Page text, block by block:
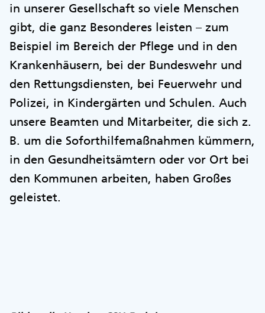
in unserer Gesellschaft so viele Menschen
gibt, die ganz Besonderes leisten – zum
Beispiel im Bereich der Pflege und in den
Krankenhäusern, bei der Bundeswehr und
den Rettungsdiensten, bei Feuerwehr und
Polizei, in Kindergärten und Schulen. Auch
unsere Beamten und Mitarbeiter, die sich z.
B. um die Soforthilfemaßnahmen kümmern,
in den Gesundheitsämtern oder vor Ort bei
den Kommunen arbeiten, haben Großes
geleistet.